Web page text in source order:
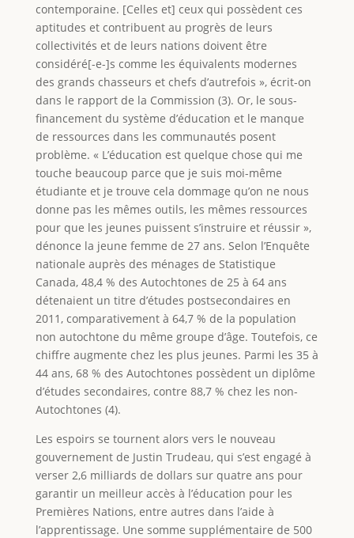
contemporaine. [Celles et] ceux qui possèdent ces
aptitudes et contribuent au progrès de leurs
collectivités et de leurs nations doivent être
considéré[-e-]s comme les équivalents modernes
des grands chasseurs et chefs d’autrefois », écrit-on
dans le rapport de la Commission (3). Or, le sous-
financement du système d’éducation et le manque
de ressources dans les communautés posent
problème. « L’éducation est quelque chose qui me
touche beaucoup parce que je suis moi-même
étudiante et je trouve cela dommage qu’on ne nous
donne pas les mêmes outils, les mêmes ressources
pour que les jeunes puissent s’instruire et réussir »,
dénonce la jeune femme de 27 ans. Selon l’Enquête
nationale auprès des ménages de Statistique
Canada, 48,4 % des Autochtones de 25 à 64 ans
détenaient un titre d’études postsecondaires en
2011, comparativement à 64,7 % de la population
non autochtone du même groupe d’âge. Toutefois, ce
chiffre augmente chez les plus jeunes. Parmi les 35 à
44 ans, 68 % des Autochtones possèdent un diplôme
d’études secondaires, contre 88,7 % chez les non-
Autochtones (4).
Les espoirs se tournent alors vers le nouveau
gouvernement de Justin Trudeau, qui s’est engagé à
verser 2,6 milliards de dollars sur quatre ans pour
garantir un meilleur accès à l’éducation pour les
Premières Nations, entre autres dans l’aide à
l’apprentissage. Une somme supplémentaire de 500